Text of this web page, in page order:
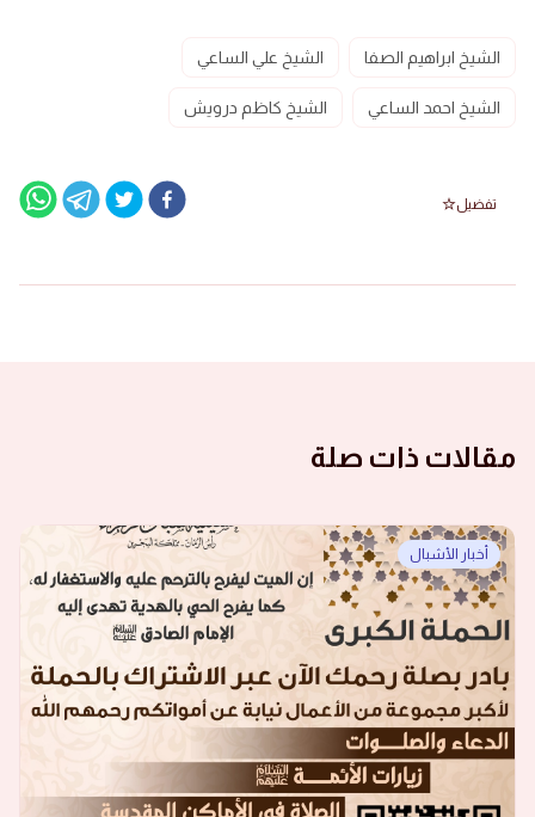
الشيخ ابراهيم الصفا الشيخ علي الساعي
الشيخ احمد الساعي الشيخ كاظم درويش
تفضيل
مقالات ذات صلة
أخبار الأشبال